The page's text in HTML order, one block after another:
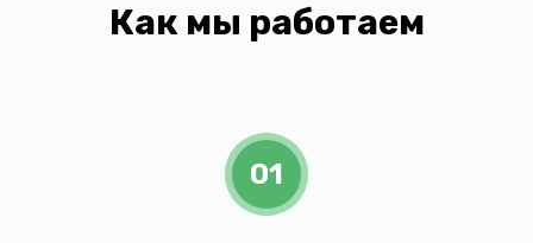
Как мы работаем
01